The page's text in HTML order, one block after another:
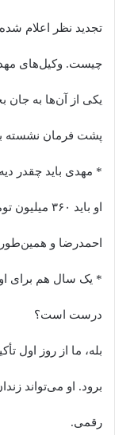
تجدید نظر اعلام
چیست. وکیل‌های
یکی از آن‌ها به
پشت فرمان نشسته
* مهدی باید چقدر
او باید
احمدرضا و
* یک سال هم برای او
درست است؟
بله، ما از روز اول
برود. او می‌تواند
رقمی.